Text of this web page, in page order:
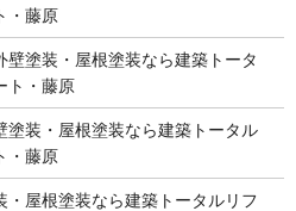
・藤原
塗装・屋根塗装なら建築トータ
ト・藤原
塗装・屋根塗装なら建築トータル
・藤原
・屋根塗装なら建築トータルリフ